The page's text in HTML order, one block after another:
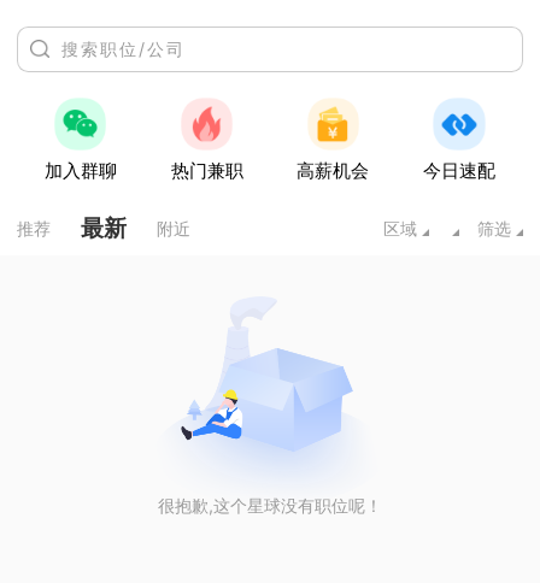
加入群聊 热门兼职 高薪机会 今日速配
推荐 最新 附近 区域 筛选
很抱歉,这个星球没有职位呢！